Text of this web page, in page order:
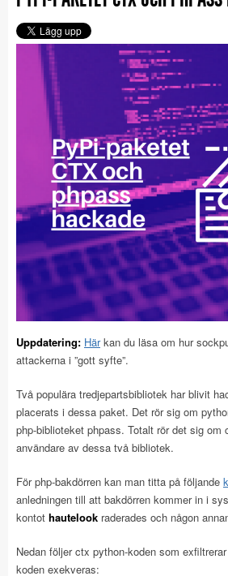
Uppdatering: Härkan du läsa om hur
attackerna i ”gott syfte”.
Två populära tredjepartsbibliotek har blivit
placerats i dessa paket. Det rör sig om
php-biblioteket phpass. Totalt rör det sig om
användare av dessa två bibliotek.
För php-bakdörren kan man titta på följande
anledningen till att bakdörren kommer in i
kontot hautelook raderades och någon
Nedan följer ctx python-koden som
koden exekveras: